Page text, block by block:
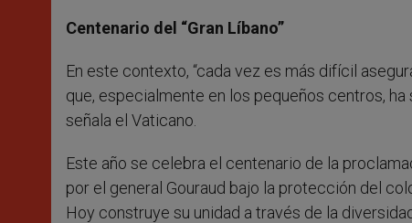
Centenario del “Gran Líbano”
En este contexto, “cada vez es más difícil
que, especialmente en los pequeños centros,
señala el Vaticano.
Este año se celebra el centenario de la
por el general Gouraud bajo la protección del
Hoy construye su unidad a través de la